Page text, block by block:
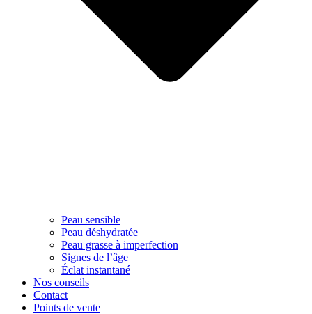
Peau sensible
Peau déshydratée
Peau grasse à imperfection
Signes de l’âge
Éclat instantané
Nos conseils
Contact
Points de vente